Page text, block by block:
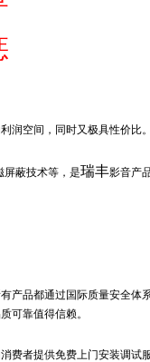
润空间，同时又极具性价比
屏蔽技术等，是瑞丰影音产
产品都通过国际质量安全体
可靠值得信赖。
费者提供免费上门安装调试